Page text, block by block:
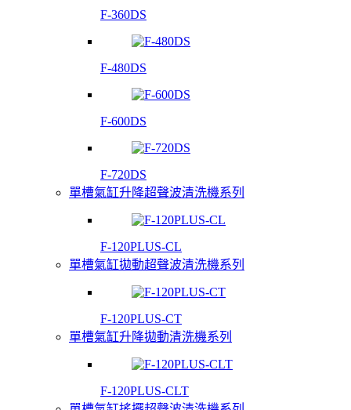
F-360DS
F-480DS
F-600DS
F-720DS
單槽氣缸升降超聲波清洗機系列
F-120PLUS-CL
單槽氣缸拋動超聲波清洗機系列
F-120PLUS-CT
單槽氣缸升降拋動清洗機系列
F-120PLUS-CLT